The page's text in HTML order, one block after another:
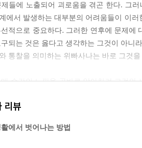
제들에 노출되어 괴로움을 겪곤 한다. 그
에서 발생하는 대부분의 어려움들이 이
적으로 중요하다. 그러한 연후에 문제에
되는 것은 옳다고 생각하는 그것이 아니
통찰을 의미하는 위빠사나는 바로 그것
순간의 느낌을 곧바로 알아차려 그것의
매이지 않고 스스로의 의지에 따른 선택
리뷰
에서 벗어나는 방법